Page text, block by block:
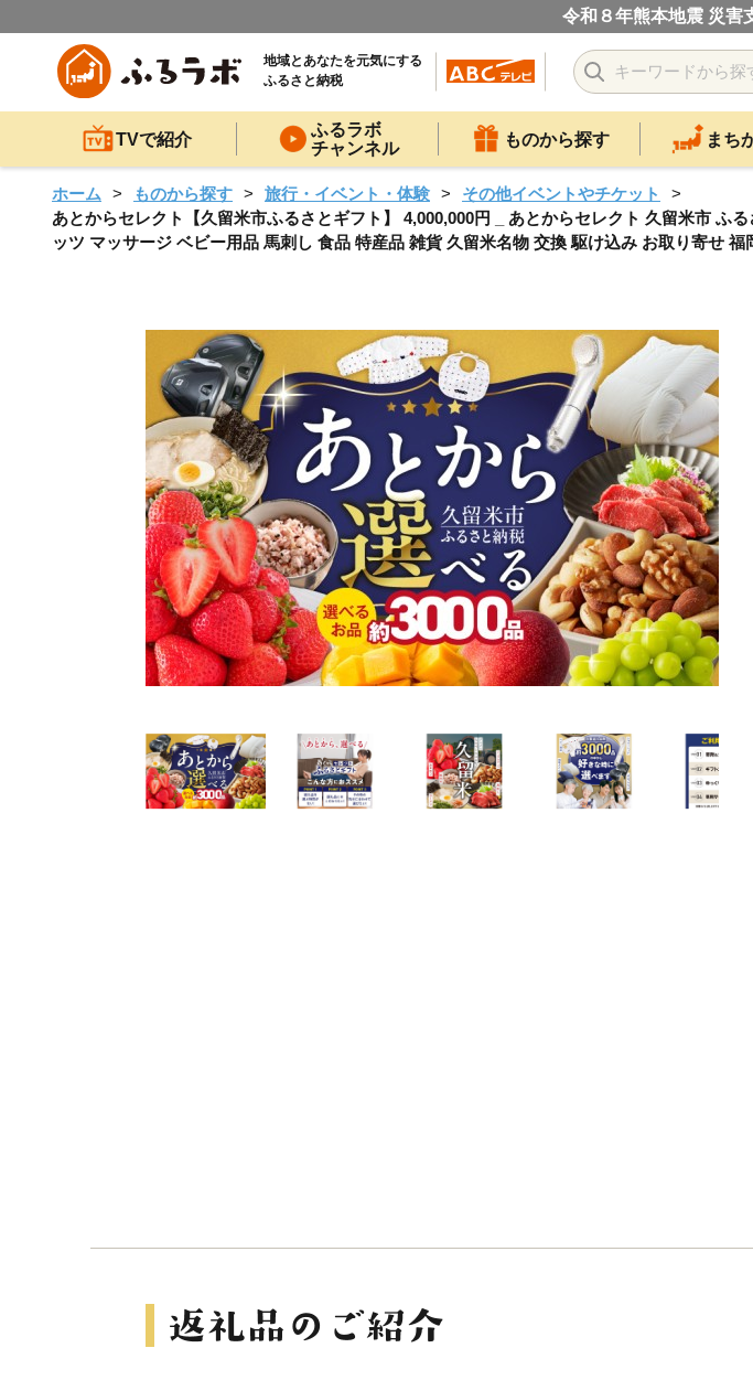
令和８年熊本地震 災害
地域とあなたを元気にする
ふるさと納税
TVで紹介
ふるラボ
チャンネル
ものから探す まち
ホーム ものから探す 旅行・イベント・体験
その他イベントやチケット
あとからセレクト【久留米市ふるさとギフト】 4,000,000円 _ あとからセレクト 久留米市
ッツ マッサージ ベビー用品 馬刺し 食品 特産品 雑貨 久留米名物 交換 駆け込み お取り寄せ 福